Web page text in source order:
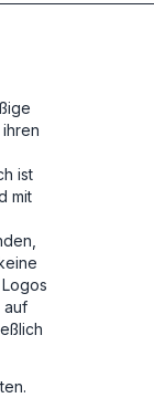
ist
mit
auf